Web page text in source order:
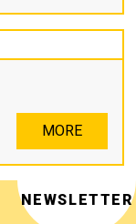
MORE
NEWSLETTER